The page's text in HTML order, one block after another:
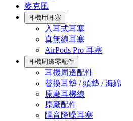
麥克風
耳機用耳塞
入耳式耳塞
真無線耳塞
AirPods Pro 耳塞
耳機周邊零配件
耳機周邊配件
替換耳墊 / 頭墊 / 海綿
原廠耳機線
原廠配件
隔音降噪耳塞